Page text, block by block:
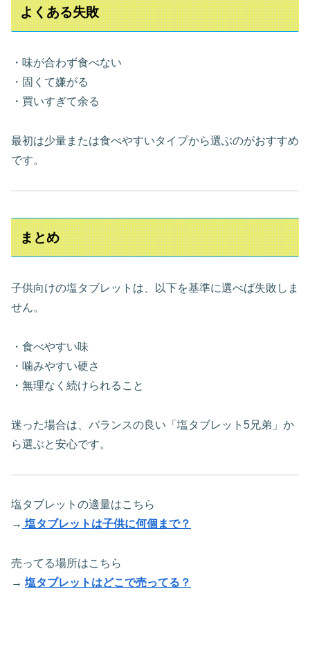
よくある失敗
・味が合わず食べない
・固くて嫌がる
・買いすぎて余る
最初は少量または食べやすいタイプから選ぶのがおすすめ
です。
まとめ
子供向けの塩タブレットは、以下を基準に選べば失敗しま
せん。
・食べやすい味
・噛みやすい硬さ
・無理なく続けられること
迷った場合は、バランスの良い「塩タブレット5兄弟」か
ら選ぶと安心です。
塩タブレットの適量はこちら
→ 塩タブレットは子供に何個まで？
売ってる場所はこちら
→ 塩タブレットはどこで売ってる？